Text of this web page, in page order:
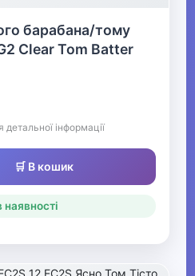
барабана/тому
Clear Tom Batter
детальної інформації
🛒 В кошик
наявності